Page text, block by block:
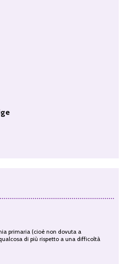
primaria (cioè non dovuta a
di più rispetto a una difficoltà